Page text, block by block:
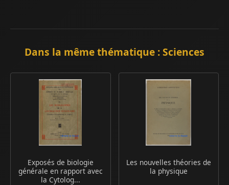
Dans la même thématique : Sciences
Exposés de biologie
générale en rapport avec
la Cytolog...
Les nouvelles théories de
la physique